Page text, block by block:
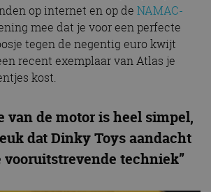
op internet en op de NAMAC-
mee dat je voor een perfecte
tegen de negentig euro kwijt
recent exemplaar van Atlas je
kost.
van de motor is heel simpel,
dat Dinky Toys aandacht
vooruitstrevende techniek”